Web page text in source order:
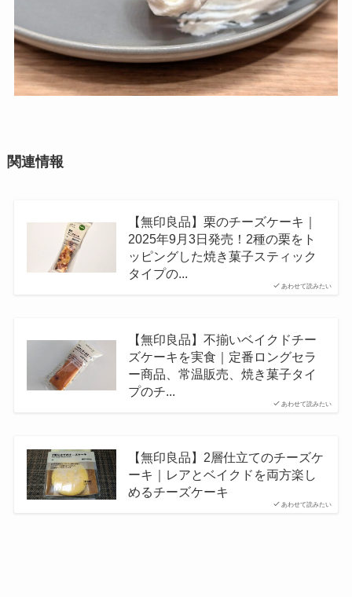
関連情報
あわせて読みたい
【無印良品】栗のチーズケーキ｜
2025年9月3日発売！2種の栗をト
ッピングした焼き菓子スティック
タイプの...
あわせて読みたい
【無印良品】不揃いベイクドチー
ズケーキを実食｜定番ロングセラ
ー商品、常温販売、焼き菓子タイ
プのチ...
あわせて読みたい
【無印良品】2層仕立てのチーズケ
ーキ｜レアとベイクドを両方楽し
めるチーズケーキ